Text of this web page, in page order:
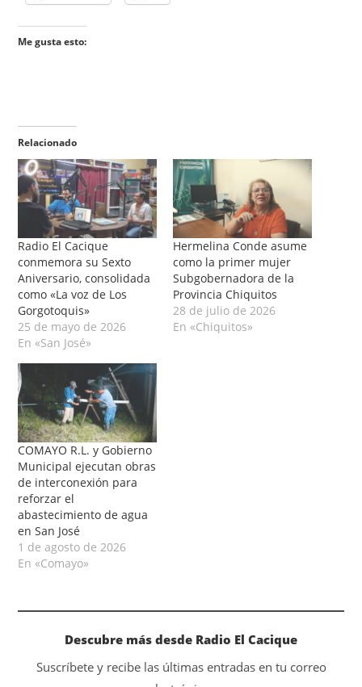
Me gusta esto:
Relacionado
Radio El Cacique
conmemora su Sexto
Aniversario, consolidada
como «La voz de Los
Gorgotoquis»
25 de mayo de 2026
En «San José»
Hermelina Conde asume
como la primer mujer
Subgobernadora de la
Provincia Chiquitos
28 de julio de 2026
En «Chiquitos»
COMAYO R.L. y Gobierno
Municipal ejecutan obras
de interconexión para
reforzar el
abastecimiento de agua
en San José
1 de agosto de 2026
En «Comayo»
Descubre más desde Radio El Cacique
Suscríbete y recibe las últimas entradas en tu correo